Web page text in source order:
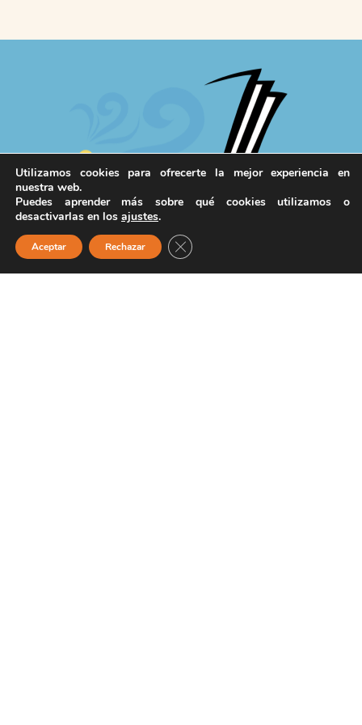
Utilizamos cookies para ofrecerte la mejor experiencia en
nuestra web.
Puedes aprender más sobre qué cookies utilizamos o
desactivarlas en los ajustes.
Aceptar Rechazar Cerrar el banner de cookies RGPD